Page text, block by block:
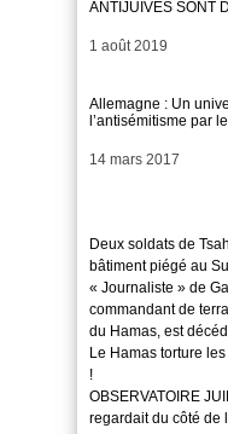
ANTIJUIVES SONT
Date
1 août 2019
Allemagne : Un
l’antisémitisme par
Date
14 mars 2017
Deux soldats de
bâtiment piégé au
« Journaliste » de
commandant de
du Hamas, est
Le Hamas torture
!
OBSERVATOIRE
regardait du côté de